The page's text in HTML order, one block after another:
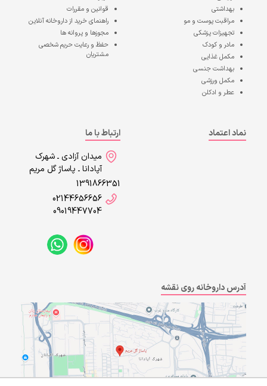
بهداشتی
مراقبت پوست و مو
تجهیزات پزشکی
مادر و کودک
مکمل غذایی
بهداشت جنسی
مکمل ورزشی
عطر و ادکلن
قوانین و مقررات
راهنمای خرید از داروخانه آنلاین
مجوزها و پروانه ها
حفظ و رعایت حریم شخصی
مشتریان
نماد اعتماد
ارتباط با ما
میدان آزادی ـ شهرک
آپادانا ـ پاساژ گل مریم
1391866351
02144656656
09019447704
آدرس داروخانه روی نقشه